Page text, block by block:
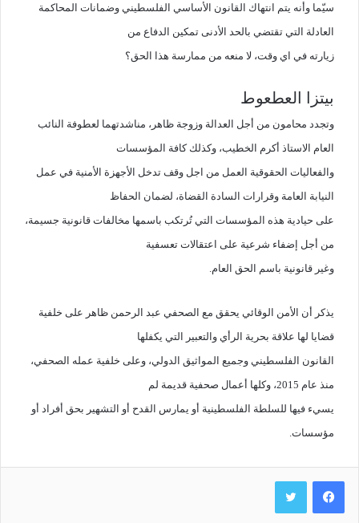
سيّما وأنه يتم انتهاك القانون الأساسي الفلسطيني وضمانات المحاكمة
العادلة التي تقتضي بالحد الأدنى تمكين الدفاع من
زيارته في اي وقت، لا منعه من ممارسة هذا الحق؟
بيتزا العطعوط
وتجدد محامون من أجل العدالة وزوجة ظاهر، مناشدتهما لعطوفة النائب
العام الاستاذ أكرم الخطيب، وكذلك كافة المؤسسات
والفعاليات الحقوقية العمل من اجل وقف تدخل الأجهزة الأمنية في عمل
النيابة العامة وقرارات السادة القضاة، لضمان الحفاظ
على حيادية هذه المؤسسات التي تُرتكب باسمها مخالفات قانونية جسيمة،
من أجل إضفاء شرعية على اعتقالات تعسفية
وغير قانونية باسم الحق العام.
يذكر أن الأمن الوقائي يحقق مع الصحفي عبد الرحمن ظاهر على خلفية
قضايا لها علاقة بحرية الرأي والتعبير التي يكفلها
القانون الفلسطيني وجميع المواثيق الدولي، وعلى خلفية عمله الصحفي،
منذ عام 2015، وكلها أعمال صحفية قديمة لم
يسيء فيها للسلطة الفلسطينية أو يمارس القدح أو التشهير بحق أفراد أو
مؤسسات.